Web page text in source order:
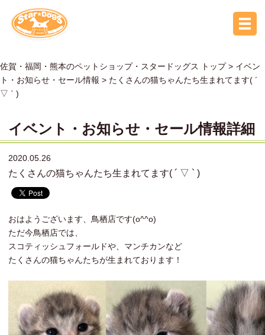
佐賀・福岡・熊本のペットショップ・スタードッグス トップ > イベン
ト・お知らせ・セール情報 > たくさんの猫ちゃんたち生まれてます( ´
▽ ` )
イベント・お知らせ・セール情報詳細
2020.05.26
たくさんの猫ちゃんたち生まれてます( ´ ▽ ` )
おはようございます、鳥栖店です(o^^o)
ただ今鳥栖店では、
スコティッシュフォールドや、マンチカンなど
たくさんの猫ちゃんたちが生まれております！